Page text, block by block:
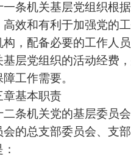
机关基层党组织根据
效和有利于加强党的
，配备必要的工作人员
党组织的活动经费，
工作需要。
基本职责
机关党的基层委员会
的总支部委员会、支